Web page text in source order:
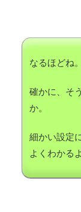
なるほどね。
確かに、そ
か。
細かい設定
よくわかるよ